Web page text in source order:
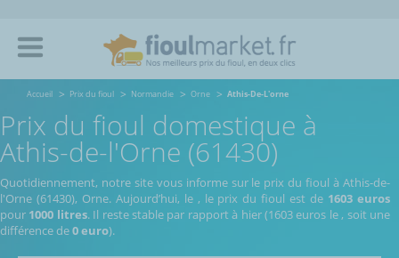
Accueil Prix du fioul Normandie Orne Athis-De-L'orne
Prix du fioul domestique à
Athis-de-l'Orne (61430)
Quotidiennement, notre site vous informe sur le prix du fioul à Athis-de-
l'Orne (61430), Orne. Aujourd’hui, le , le prix du fioul est de 1603 euros
pour 1000 litres. Il reste stable par rapport à hier (1603 euros le, soit une
différence de0 euro).